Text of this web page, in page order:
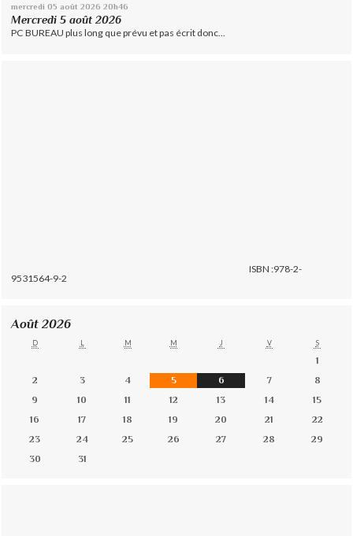
mercredi 05 août 2026 20h46
Mercredi 5 août 2026
PC BUREAU plus long que prévu et pas écrit donc...
ISBN :978-2-
9531564-9-2
Août 2026
D L M M J V S
1
2
3 4 5 6 7
8
9
10 11 12 13 14
15
16
17 18 19 20 21
22
23
24 25 26 27 28
29
30
31